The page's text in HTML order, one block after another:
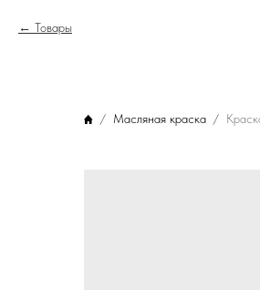
Товары
Масляная краска